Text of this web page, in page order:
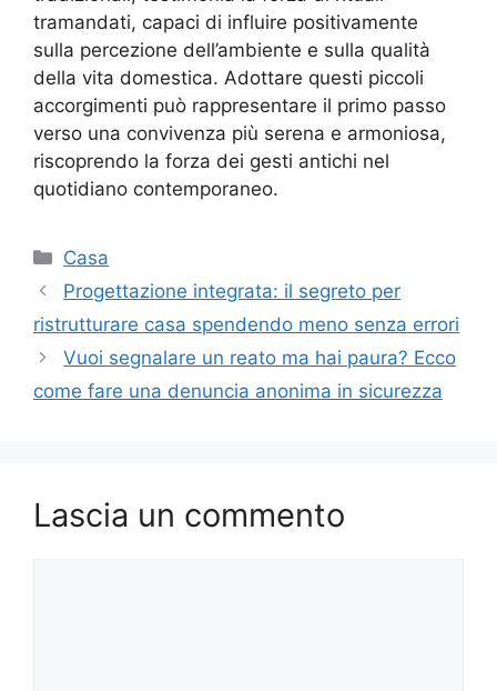
tramandati, capaci di influire positivamente
sulla percezione dell’ambiente e sulla qualità
della vita domestica. Adottare questi piccoli
accorgimenti può rappresentare il primo passo
verso una convivenza più serena e armoniosa,
riscoprendo la forza dei gesti antichi nel
quotidiano contemporaneo.
Categorie
Casa
Progettazione integrata: il segreto per
ristrutturare casa spendendo meno senza errori
Vuoi segnalare un reato ma hai paura? Ecco
come fare una denuncia anonima in sicurezza
Lascia un commento